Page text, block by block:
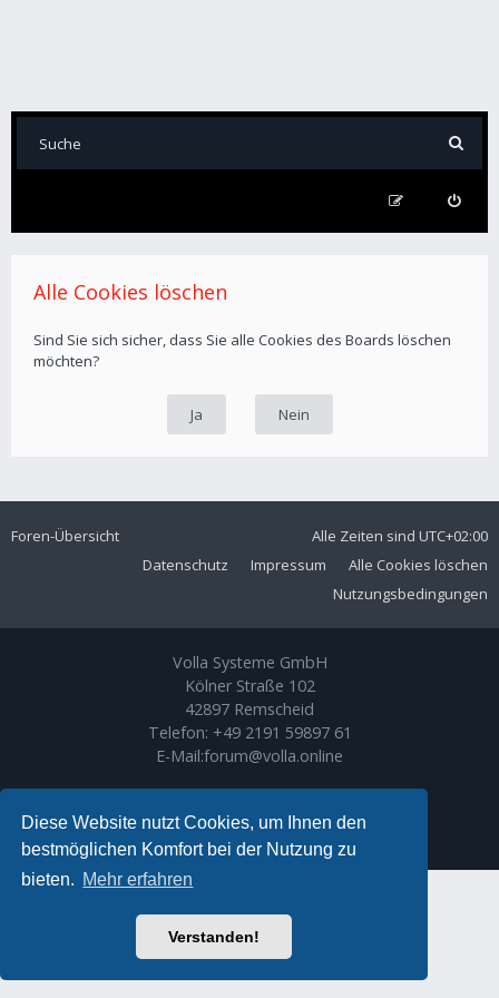
Diese Website nutzt Cookies, um Ihnen den
bestmöglichen Komfort bei der Nutzung zu
bieten. Mehr erfahren
Verstanden!
Alle Cookies löschen
Sind Sie sich sicher, dass Sie alle Cookies des Boards löschen
möchten?
Foren-Übersicht Alle Zeiten sind UTC+02:00
Alle Cookies löschen
Impressum
Datenschutz
Nutzungsbedingungen
Volla Systeme GmbH
Kölner Straße 102
42897 Remscheid
Telefon: +49 2191 59897 61
E-Mail:forum@volla.online
Ariki Theme byGramziu